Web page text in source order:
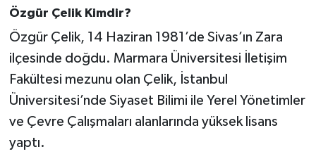
Özgür Çelik Kimdir?
Özgür Çelik, 14 Haziran 1981’de Sivas’ın Zara
ilçesinde doğdu. Marmara Üniversitesi İletişim
Fakültesi mezunu olan Çelik, İstanbul
Üniversitesi’nde Siyaset Bilimi ile Yerel Yönetimler
ve Çevre Çalışmaları alanlarında yüksek lisans
yaptı.